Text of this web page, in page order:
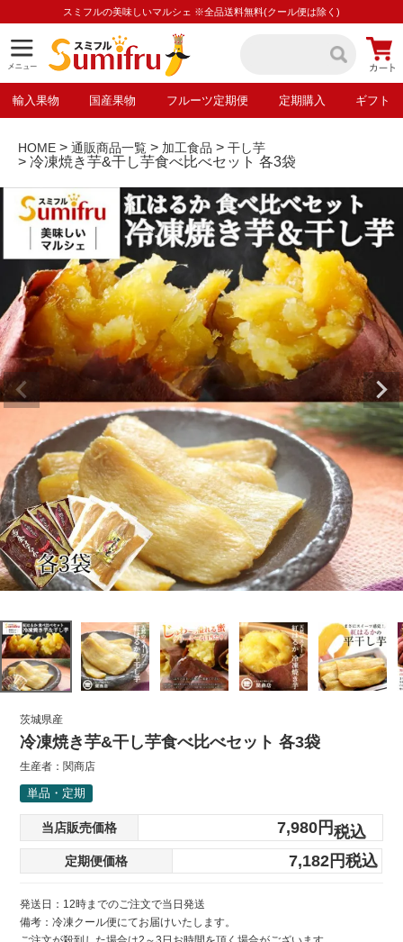
スミフルの美味しいマルシェ ※全品送料無料(クール便は除く)
輸入果物 国産果物 フルーツ定期便 定期購入 ギフト
HOME 通販商品一覧 加工食品 干し芋
冷凍焼き芋&干し芋食べ比べセット 各3袋
茨城県産
冷凍焼き芋&干し芋食べ比べセット 各3袋
生産者： 関商店
単品・定期
当店販売価格 7,980 税込
定期便価格 7,182 税込
発送日：12時までのご注文で当日発送
備考：冷凍クール便にてお届けいたします。